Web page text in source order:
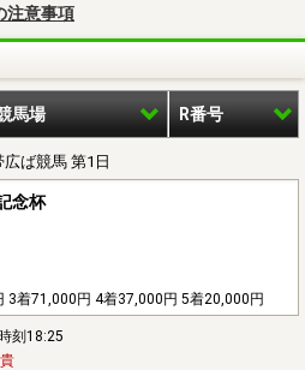
注意事項
馬場 R番号
ば競馬 第1日
記念杯
3着71,000円 4着37,000円 5着20,000円
刻18:25